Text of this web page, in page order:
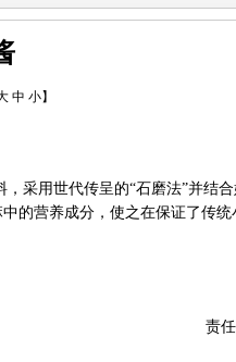
中 小】
采用世代传呈的“石磨法”并结
的营养成分，使之在保证了传统
责